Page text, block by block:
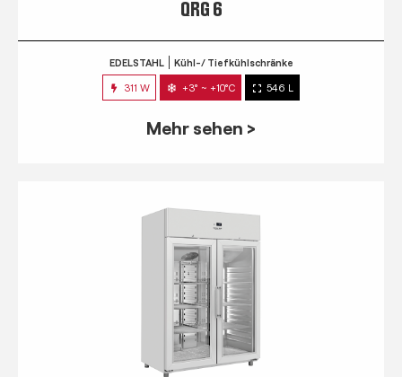
QRG 6
EDELSTAHL Kühl-/ Tiefkühlschränke
311 W +3° ~ +10°C 546 L
Mehr sehen >